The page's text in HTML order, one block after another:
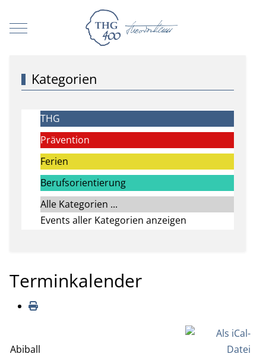
Mobile Menu Toggle
Kategorien
THG
Prävention
Ferien
Berufsorientierung
Alle Kategorien ...
Events aller Kategorien anzeigen
Terminkalender
Abiball